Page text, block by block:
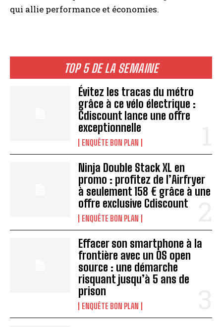
TOP 5 DE LA SEMAINE
Évitez les tracas du métro
grâce à ce vélo électrique :
Cdiscount lance une offre
exceptionnelle
ENQUÊTE BON PLAN
Ninja Double Stack XL en
promo : profitez de l’Airfryer
à seulement 158 € grâce à une
offre exclusive Cdiscount
ENQUÊTE BON PLAN
Effacer son smartphone à la
frontière avec un OS open
source : une démarche
risquant jusqu’à 5 ans de
prison
ENQUÊTE BON PLAN
qui allie performance et économies.